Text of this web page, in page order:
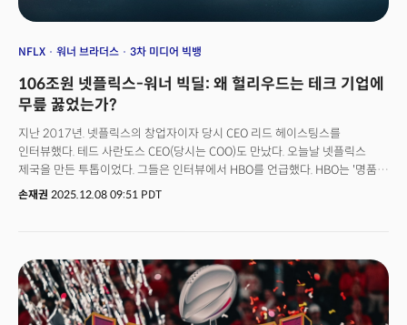
NFLX 워너 브라더스 3차 미디어 빅뱅
106조원 넷플릭스-워너 빅딜: 왜 헐리우드는 테크 기업에
무릎 꿇었는가?
지난 2017년. 넷플릭스의 창업자이자 당시 CEO 리드 헤이스팅스를
인터뷰했다. 테드 사란도스 CEO(당시는 COO)도 만났다. 오늘날 넷플릭스
제국을 만든 투톱이었다. 그들은 인터뷰에서 HBO를 언급했다. HBO는 '명품
드라마'의 대명사였기 때문이다. HBO는 홈 박스오피스(Home Box Office)의
자신했다. 그는 "HBO는 훌륭한 콘텐츠로 케이블 시장을 재정의했습니다.
HBO는 위대한 콘텐츠 회사이지만 위대한 테크 회사는 아니죠. 이것이
넷플릭스와 HBO의 차이입니다"고 말했다. 테드 사란도스도 "하우스 오브
카드 이후 사람들이 계속 말합니다. 앞으로 넷플릭스는 HBO처럼 되려는
손재권 2025.12.08 09:51 PDT